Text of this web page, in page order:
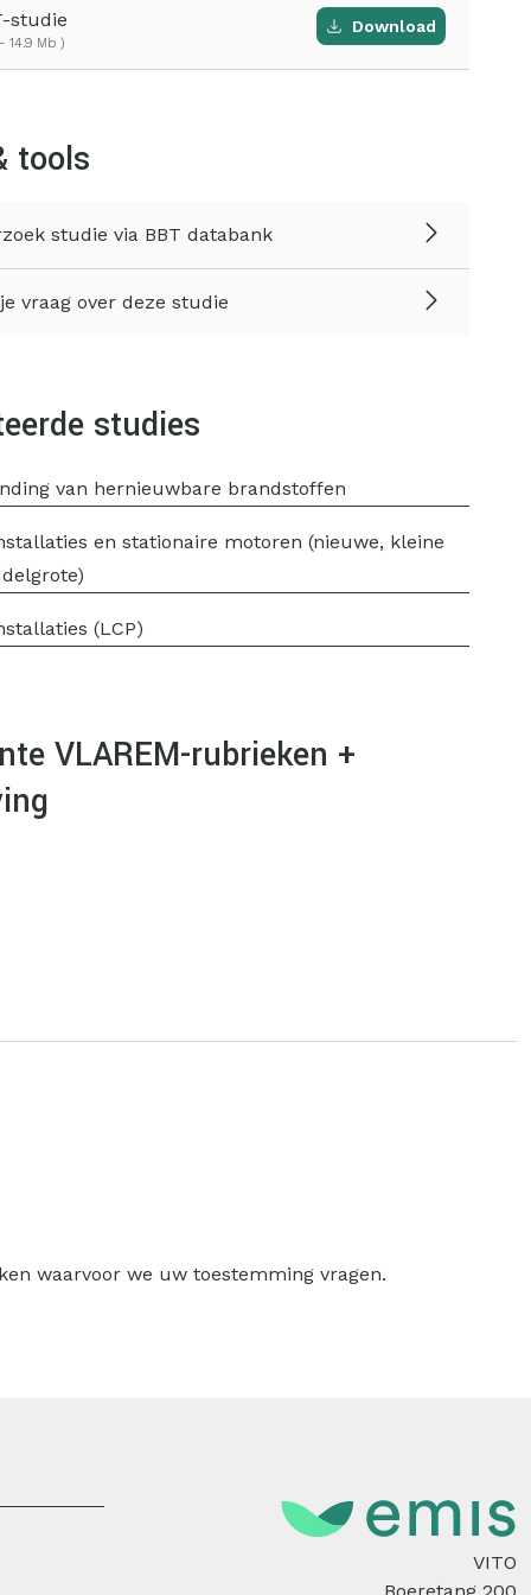
studie
14.9 Mb )
Download
tools
studie via BBT databank
vraag over deze studie
studies
van hernieuwbare brandstoffen
en stationaire motoren (nieuwe, kleine
(LCP)
VLAREM-rubrieken +
waarvoor we uw toestemming vragen.
VITO